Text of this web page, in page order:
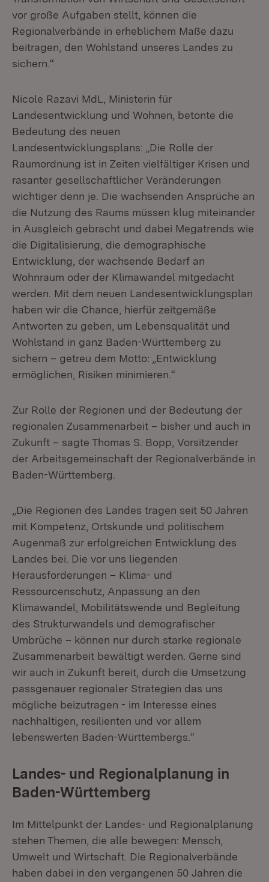
vor große Aufgaben stellt, können die
Regionalverbände in erheblichem Maße dazu
beitragen, den Wohlstand unseres Landes zu
sichern.“
Nicole Razavi MdL, Ministerin für
Landesentwicklung und Wohnen, betonte die
Bedeutung des neuen
Landesentwicklungsplans: „Die Rolle der
Raumordnung ist in Zeiten vielfältiger Krisen und
rasanter gesellschaftlicher Veränderungen
wichtiger denn je. Die wachsenden Ansprüche an
die Nutzung des Raums müssen klug miteinander
in Ausgleich gebracht und dabei Megatrends wie
die Digitalisierung, die demographische
Entwicklung, der wachsende Bedarf an
Wohnraum oder der Klimawandel mitgedacht
werden. Mit dem neuen Landesentwicklungsplan
haben wir die Chance, hierfür zeitgemäße
Antworten zu geben, um Lebensqualität und
Wohlstand in ganz Baden-Württemberg zu
sichern – getreu dem Motto: „Entwicklung
ermöglichen, Risiken minimieren.“
Zur Rolle der Regionen und der Bedeutung der
regionalen Zusammenarbeit – bisher und auch in
Zukunft – sagte Thomas S. Bopp, Vorsitzender
der Arbeitsgemeinschaft der Regionalverbände in
Baden-Württemberg.
„Die Regionen des Landes tragen seit 50 Jahren
mit Kompetenz, Ortskunde und politischem
Augenmaß zur erfolgreichen Entwicklung des
Landes bei. Die vor uns liegenden
Herausforderungen – Klima- und
Ressourcenschutz, Anpassung an den
Klimawandel, Mobilitätswende und Begleitung
des Strukturwandels und demografischer
Umbrüche – können nur durch starke regionale
Zusammenarbeit bewältigt werden. Gerne sind
wir auch in Zukunft bereit, durch die Umsetzung
passgenauer regionaler Strategien das uns
mögliche beizutragen - im Interesse eines
nachhaltigen, resilienten und vor allem
lebenswerten Baden-Württembergs.“
Landes- und Regionalplanung in
Baden-Württemberg
Im Mittelpunkt der Landes- und Regionalplanung
stehen Themen, die alle bewegen: Mensch,
Umwelt und Wirtschaft. Die Regionalverbände
haben dabei in den vergangenen 50 Jahren die